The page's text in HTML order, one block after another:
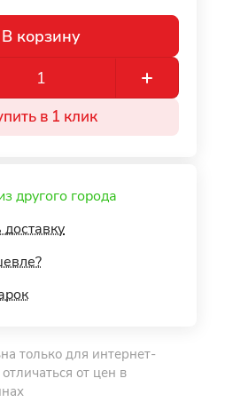
В корзину
в 1 клик
другого города
доставку
только для интернет-
от цен в